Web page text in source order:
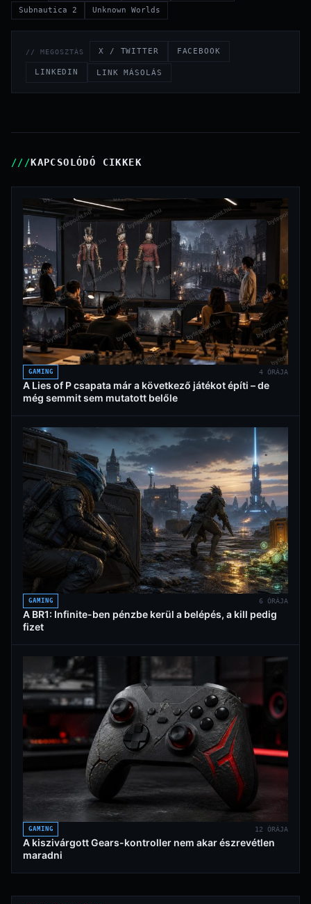
Subnautica 2
Unknown Worlds
// MEGOSZTÁS X / TWITTER FACEBOOK
LINKEDIN LINK MÁSOLÁS
KAPCSOLÓDÓ CIKKEK
GAMING 4 ÓRÁJA
A Lies of P csapata már a következő játékot építi – de
még semmit sem mutatott belőle
GAMING 6 ÓRÁJA
A BR1: Infinite-ben pénzbe kerül a belépés, a kill pedig
fizet
GAMING 12 ÓRÁJA
A kiszivárgott Gears-kontroller nem akar észrevétlen
maradni